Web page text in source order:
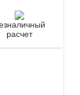
расчет